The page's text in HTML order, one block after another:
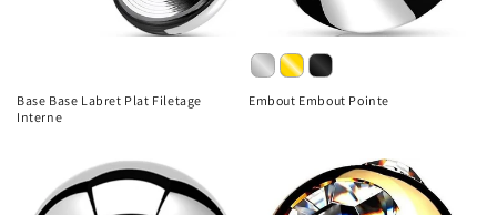
Base Base Labret Plat Filetage
Interne
Embout Embout Pointe